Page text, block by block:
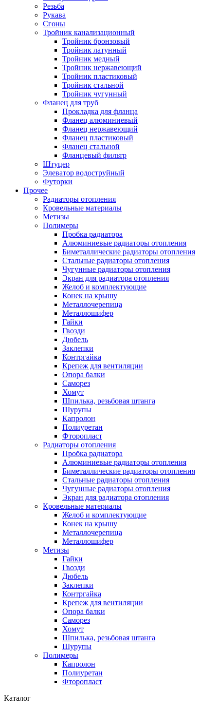
Резьба
Рукава
Сгоны
Тройник канализационный
Тройник бронзовый
Тройник латунный
Тройник медный
Тройник нержавеющий
Тройник пластиковый
Тройник стальной
Тройник чугунный
Фланец для труб
Прокладка для фланца
Фланец алюминиевый
Фланец нержавеющий
Фланец пластиковый
Фланец стальной
Фланцевый фильтр
Штуцер
Элеватор водоструйный
Футорки
Прочее
Радиаторы отопления
Кровельные материалы
Метизы
Полимеры
Пробка радиатора
Алюминиевые радиаторы отопления
Биметаллические радиаторы отопления
Стальные радиаторы отопления
Чугунные радиаторы отопления
Экран для радиатора отопления
Желоб и комплектующие
Конек на крышу
Металлочерепица
Металлошифер
Гайки
Гвозди
Дюбель
Заклепки
Контргайка
Крепеж для вентиляции
Опора балки
Саморез
Хомут
Шпилька, резьбовая штанга
Шурупы
Капролон
Полиуретан
Фторопласт
Радиаторы отопления
Пробка радиатора
Алюминиевые радиаторы отопления
Биметаллические радиаторы отопления
Стальные радиаторы отопления
Чугунные радиаторы отопления
Экран для радиатора отопления
Кровельные материалы
Желоб и комплектующие
Конек на крышу
Металлочерепица
Металлошифер
Метизы
Гайки
Гвозди
Дюбель
Заклепки
Контргайка
Крепеж для вентиляции
Опора балки
Саморез
Хомут
Шпилька, резьбовая штанга
Шурупы
Полимеры
Капролон
Полиуретан
Фторопласт
Каталог